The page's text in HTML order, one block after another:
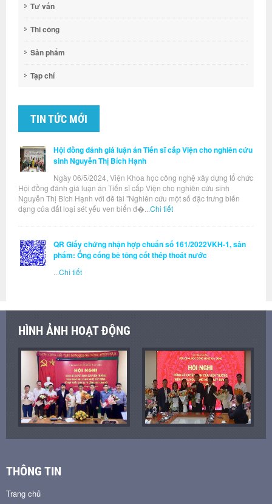
Tư vấn
Thi công
Sản phẩm
Tạp chí
TIN TỨC MỚI
Hội đồng đánh giá luận án Tiến sĩ cấp Viện cho nghiên cứu
sinh Nguyễn Thị Bích Hạnh
Ngày 06/5/2024, Viện Khoa học công nghệ xây dựng tổ chức
Hội đồng đánh giá luận án Tiến sĩ cấp Viện cho nghiên cứu sinh
Nguyễn Thị Bích Hạnh với đề tài "Nghiên cứu một số đặc trưng biến
dạng của đất loại sét yếu ven biển đ�... Chi tiết
QR Giấy chứng nhận hợp chuẩn số 161/2022VKH-1, sản
phẩm: Ống cống bê tông cốt thép thoát nước
Chi tiết
HÌNH ẢNH HOẠT ĐỘNG
THÔNG TIN
Trang chủ